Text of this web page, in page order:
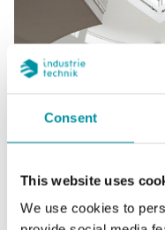
Consent
This website uses
We use cookies to